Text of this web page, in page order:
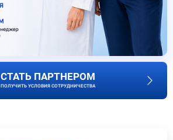
СТАТЬ ПАРТНЕРОМ
ПОЛУЧИТЬ УСЛОВИЯ СОТРУДНИЧЕСТВА